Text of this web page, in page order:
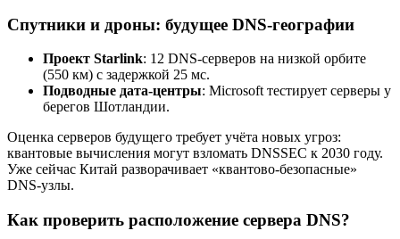
Спутники и дроны: будущее DNS-географии
Проект Starlink: 12 DNS-серверов на низкой орбите
(550 км) с задержкой 25 мс.
Подводные дата-центры: Microsoft тестирует серверы у
берегов Шотландии.
Оценка серверов будущего требует учёта новых угроз:
квантовые вычисления могут взломать DNSSEC к 2030 году.
Уже сейчас Китай разворачивает «квантово-безопасные»
DNS-узлы.
Как проверить расположение сервера DNS?